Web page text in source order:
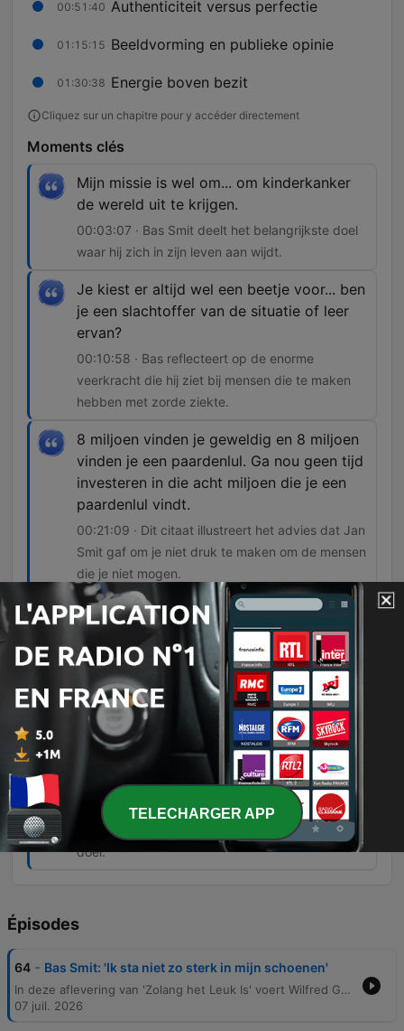
00:51:40 Authenticiteit versus perfectie
01:15:15 Beeldvorming en publieke opinie
01:30:38 Energie boven bezit
Cliquez sur un chapitre pour y accéder directement
Moments clés
Mijn missie is wel om... om kinderkanker
de wereld uit te krijgen.
00:03:07 · Bas Smit deelt het belangrijkste doel
waar hij zich in zijn leven aan wijdt.
Je kiest er altijd wel een beetje voor... ben
je een slachtoffer van de situatie of leer
ervan?
00:10:58 · Bas reflecteert op de enorme
veerkracht die hij ziet bij mensen die te maken
hebben met zorde ziekte.
8 miljoen vinden je geweldig en 8 miljoen
vinden je een paardenlul. Ga nou geen tijd
investeren in die acht miljoen die je een
paardenlul vindt.
00:21:09 · Dit citaat illustreert het advies dat Jan
Smit gaf om je niet druk te maken om de mensen
die je niet mogen.
Je kan uit je gebrek ook je kracht halen.
00:50:16 · Dit vat de essentie samen van zijn
visie op het transformeren van uitdagingen naar
unieke eigenschappen.
Toen hebben we zevenhalve ton in een
dag opgehaald... aan tikkies. Grootste
tikkieactie ever.
02:00:44 · De spreker vertelt over een enorme
collectieve actie waarbij via kleine bijdragen een
groot bedrag werd opgehaald voor het goede
doel.
Épisodes
64 - Bas Smit: 'Ik sta niet zo sterk in mijn schoenen'
In deze aflevering van 'Zolang het Leuk Is' voert Wilfred Genee een diepgaand gesprek met Bas Smit over zijn persoonlijke missie om kinderkanker te bestrijden en zijn intense, optimistische levenshouding. Bas deelt zijn ervaringen met de druk van publieke opinie, de uitdagingen van het opvoeden van kinderen in een digitale wereld en hoe hij omgaat met online negativiteit en kritiek. Het gesprek verschuift naar ondernemerschap, authenticiteit en de balans tussen enorme levensenergie en het vinden van rust. Bas reflecteert op zijn achtergrond, de waarde van familie en het belang van het ombuigen van persoonlijke beperkingen naar krachten, terwijl hij pleit voor een focus op positiviteit en het vieren van het leven.
07 juil. 2026
TELECHARGER APP